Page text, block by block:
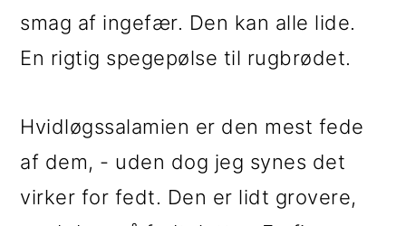
smag af ingefær. Den kan alle lide.
En rigtig spegepølse til rugbrødet.
Hvidløgssalamien er den mest fede
af dem, - uden dog jeg synes det
virker for fedt. Den er lidt grovere,